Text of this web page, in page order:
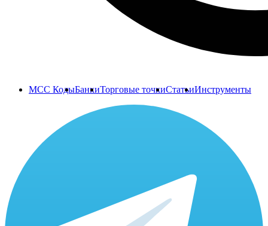
MCC КодыБанкиТорговые точкиСтатьиИнструменты